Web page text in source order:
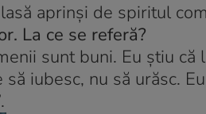
aprinşi de spiritul
La ce se referă?
sunt buni. Eu ştiu că
iubesc, nu să urăsc.